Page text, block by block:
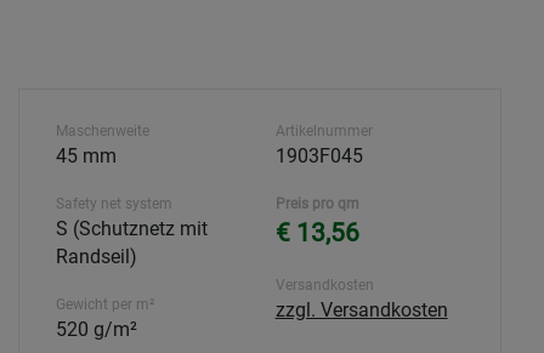
Maschenweite
45 mm
Safety net system
S (Schutznetz mit
Randseil)
Gewicht per m²
520 g/m²
Artikelnummer
1903F045
Preis pro qm
€ 13,56
Versandkosten
zzgl. Versandkosten